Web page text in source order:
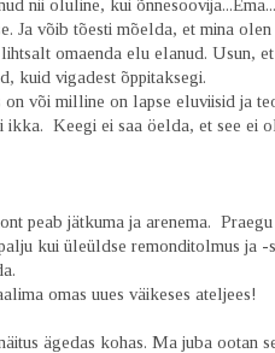
nii oluline, kui
Ja võib tõesti mõelda, et mina
omaenda elu elanud. Usun,
kuid vigadest õppitaksegi.
on või milline on lapse eluviisid ja
ikka. Keegi ei saa öelda, et see ei
peab jätkuma ja arenema.
kui üleüldse remonditolmus ja -
omas uues väikeses ateljees!
ägedas kohas. Ma juba ootan